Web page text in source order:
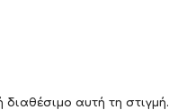
διαθέσιμο αυτή τη στιγμή.